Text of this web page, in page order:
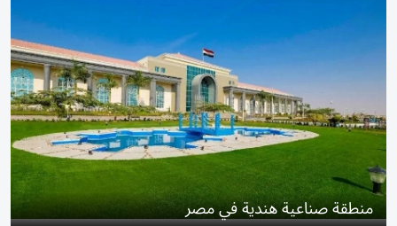
منطقة صناعية هندية في مصر